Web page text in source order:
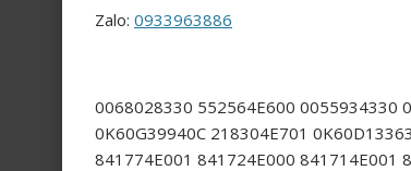
Zalo: 0933963886
0068028330 552564E600 0055934330
0K60G39940C 218304E701
841774E001 841724E000 841714E001